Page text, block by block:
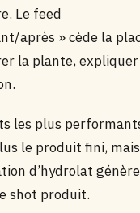
Le feed
après » cède la
la plante, expliquer
les plus
le produit fini, mais
d’hydrolat génère
shot produit.